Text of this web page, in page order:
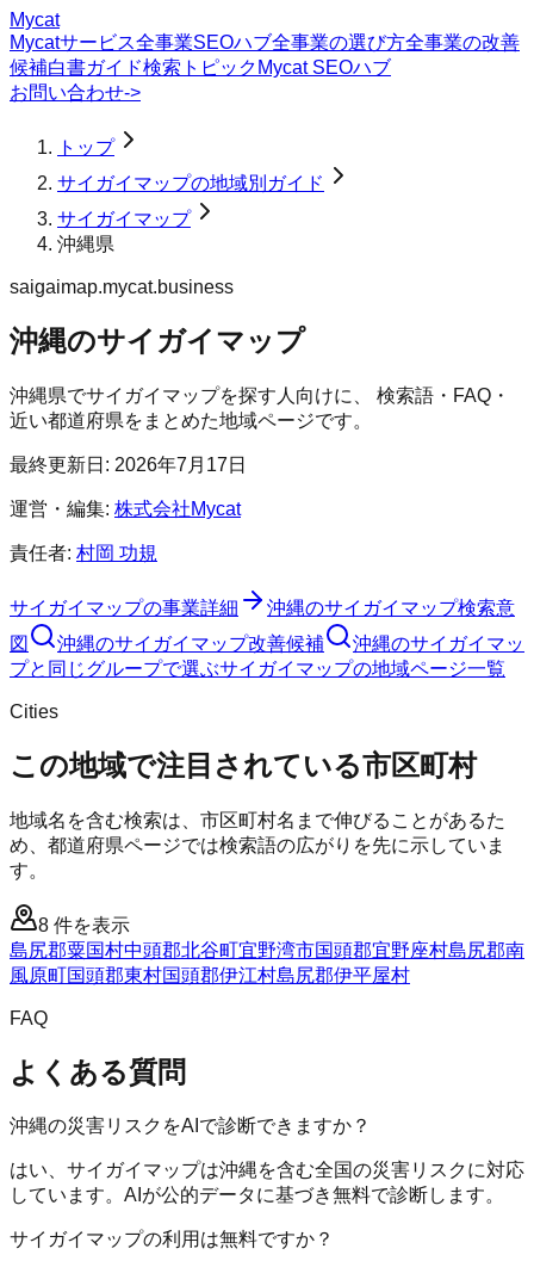
Mycat
Mycatサービス全事業SEOハブ全事業の選び方全事業の改善
候補白書ガイド検索トピック Mycat SEOハブ
お問い合わせ->
トップ
サイガイマップの地域別ガイド
サイガイマップ
沖縄県
saigaimap.mycat.business
沖縄のサイガイマップ
沖縄県でサイガイマップを探す人向けに、 検索語・FAQ・
近い都道府県をまとめた地域ページです。
最終更新日: 2026年7月17日
運営・編集: 株式会社Mycat
責任者: 村岡 功規
サイガイマップの事業詳細
沖縄のサイガイマップ検索意
図
沖縄のサイガイマップ改善候補
沖縄のサイガイマッ
プと同じグループで選ぶサイガイマップの地域ページ一覧
Cities
この地域で注目されている市区町村
地域名を含む検索は、市区町村名まで伸びることがあるた
め、都道府県ページでは検索語の広がりを先に示していま
す。
8 件を表示
島尻郡粟国村中頭郡北谷町宜野湾市国頭郡宜野座村島尻郡南
風原町国頭郡東村国頭郡伊江村島尻郡伊平屋村
FAQ
よくある質問
沖縄の災害リスクをAIで診断できますか？
はい、サイガイマップは沖縄を含む全国の災害リスクに対応
しています。AIが公的データに基づき無料で診断します。
サイガイマップの利用は無料ですか？